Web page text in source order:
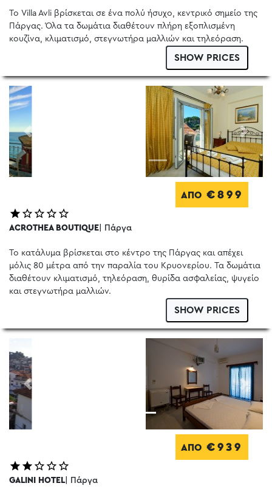
Το Villa Avli βρίσκεται σε ένα πολύ ήσυχο, κεντρικό σημείο της
Πάργας. Όλα τα δωμάτια διαθέτουν πλήρη εξοπλισμένη
κουζίνα, κλιματισμό, στεγνωτήρα μαλλιών και τηλεόραση.
SHOW PRICES
Previous Next
ΑΠΟ€899
ACROTHEA BOUTIQUE | Πάργα
Το κατάλυμα βρίσκεται στο κέντρο της Πάργας και απέχει
μόλις 80 μέτρα από την παραλία του Κρυονερίου. Τα δωμάτια
διαθέτουν κλιματισμό, τηλεόραση, θυρίδα ασφαλείας, ψυγείο
και στεγνωτήρα μαλλιών.
SHOW PRICES
Previous Next
ΑΠΟ €939
GALINI HOTEL| Πάργα